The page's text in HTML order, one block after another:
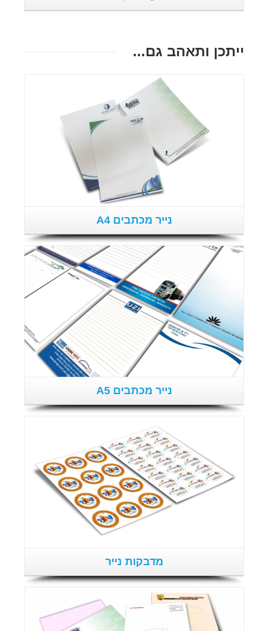
ייתכן ותאהב גם...
פרטים נוספים
נייר מכתבים A4
פרטים נוספים
נייר מכתבים A5
פרטים נוספים
מדבקות נייר